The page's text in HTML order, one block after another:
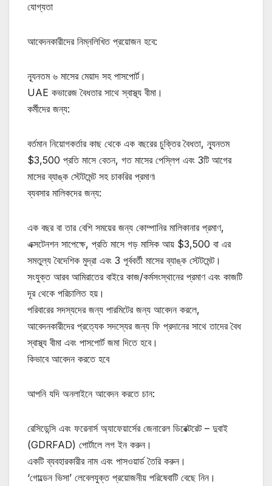
যোগ্যতা
আবেদনকারীদের নিম্নলিখিত প্রয়োজন হবে:
ন্যূনতম ৬ মাসের মেয়াদ সহ পাসপোর্ট।
UAE কভারেজ বৈধতার সাথে স্বাস্থ্য বীমা।
কর্মীদের জন্য:
বর্তমান নিয়োগকর্তার কাছ থেকে এক বছরের চুক্তির বৈধতা, ন্যূনতম
$3,500 প্রতি মাসে বেতন, গত মাসের পেস্লিপ এবং 3টি আগের
মাসের ব্যাঙ্ক স্টেটমেন্ট সহ চাকরির প্রমাণ৷
ব্যবসার মালিকদের জন্য:
এক বছর বা তার বেশি সময়ের জন্য কোম্পানির মালিকানার প্রমাণ,
এক্সটেনশন সাপেক্ষে, প্রতি মাসে গড় মাসিক আয় $3,500 বা এর
সমতুল্য বৈদেশিক মুদ্রা এবং 3 পূর্ববর্তী মাসের ব্যাঙ্ক স্টেটমেন্ট।
সংযুক্ত আরব আমিরাতের বাইরে কাজ/কর্মসংস্থানের প্রমাণ এবং কাজটি
দূর থেকে পরিচালিত হয়।
পরিবারের সদস্যদের জন্য পারমিটের জন্য আবেদন করলে,
আবেদনকারীদের প্রত্যেক সদস্যের জন্য ফি প্রদানের সাথে তাদের বৈধ
স্বাস্থ্য বীমা এবং পাসপোর্ট জমা দিতে হবে।
কিভাবে আবেদন করতে হবে
আপনি যদি অনলাইনে আবেদন করতে চান:
রেসিডেন্সি এবং ফরেনার্স অ্যাফেয়ার্সের জেনারেল ডিরেক্টরেট – দুবাই
(GDRFAD) পোর্টালে লগ ইন করুন।
একটি ব্যবহারকারীর নাম এবং পাসওয়ার্ড তৈরি করুন।
‘গোল্ডেন ভিসা’ লেবেলযুক্ত প্রয়োজনীয় পরিষেবাটি বেছে নিন।